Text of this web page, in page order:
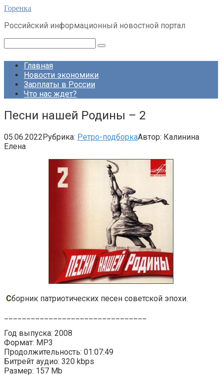
Перейти
контенту
Горенка
Российский информационный новостной портал
Главная
Новости экономики
Зарплаты в России
Что нас ждет?
Песни нашей Родины – 2
05.06.2022Рубрика: Ретро-подборкаАвтор: Калинина
Елена
Сборник патриотических песен советской эпохи.
Год выпуска: 2008
Формат: MP3
Продолжительность: 01:07:49
Битрейт аудио: 320 kbps
Размер: 157 Mb